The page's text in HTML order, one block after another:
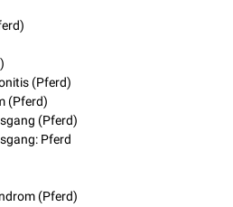
(Pferd)
(Pferd)
(Pferd)
Pferd
(Pferd)